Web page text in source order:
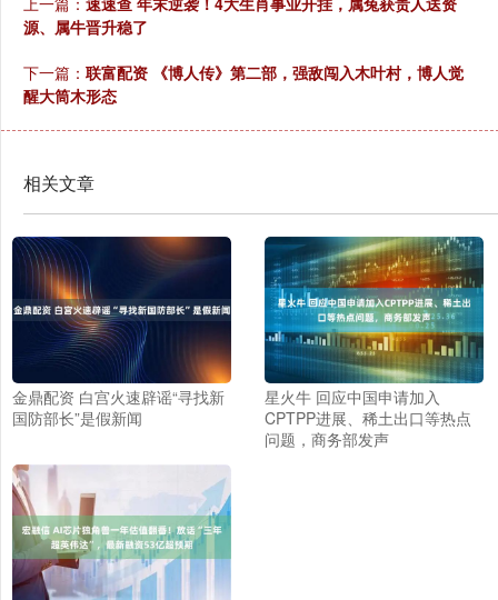
源、属牛晋升稳了
下一篇： 联富配资 《博人传》第二部，强敌闯入木叶村，博人觉
醒大筒木形态
相关文章
金鼎配资 白宫火速辟谣“寻找新
国防部长”是假新闻
星火牛 回应中国申请加入
CPTPP进展、稀土出口等热点
问题，商务部发声